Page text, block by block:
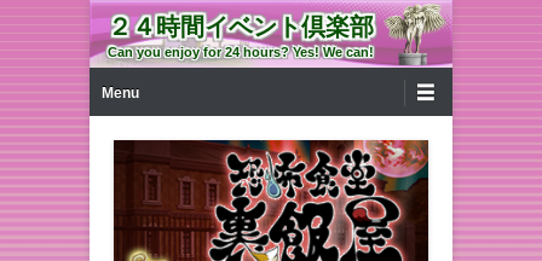
２４時間イベント倶楽部
Can you enjoy for 24 hours? Yes! We can!
Menu